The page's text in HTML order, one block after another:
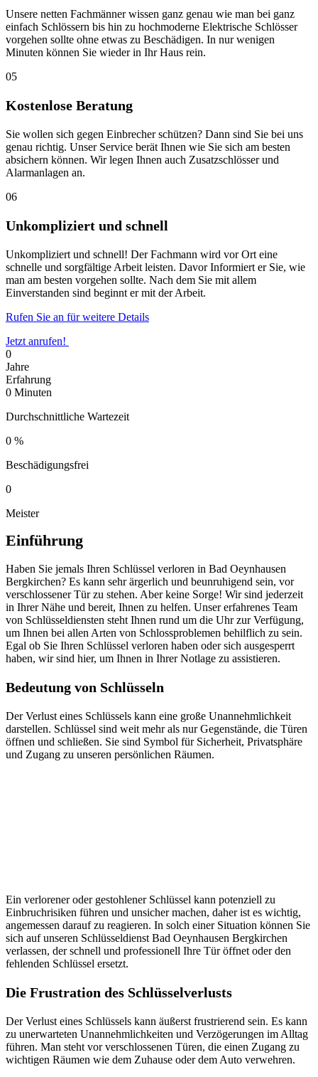
Unsere netten Fachmänner wissen ganz genau wie man bei ganz
einfach Schlössern bis hin zu hochmoderne Elektrische Schlösser
vorgehen sollte ohne etwas zu Beschädigen. In nur wenigen
Minuten können Sie wieder in Ihr Haus rein.
05
Kostenlose Beratung
Sie wollen sich gegen Einbrecher schützen? Dann sind Sie bei uns
genau richtig. Unser Service berät Ihnen wie Sie sich am besten
absichern können. Wir legen Ihnen auch Zusatzschlösser und
Alarmanlagen an.
06
Unkompliziert und schnell
Unkompliziert und schnell! Der Fachmann wird vor Ort eine
schnelle und sorgfältige Arbeit leisten. Davor Informiert er Sie, wie
man am besten vorgehen sollte. Nach dem Sie mit allem
Einverstanden sind beginnt er mit der Arbeit.
Rufen Sie an für weitere Details
Jetzt anrufen!
0
Jahre
Erfahrung
0 Minuten
Durchschnittliche Wartezeit
0 %
Beschädigungsfrei
0
Meister
Einführung
Haben Sie jemals Ihren Schlüssel verloren in Bad Oeynhausen
Bergkirchen?​ Es kann sehr ärgerlich und beunruhigend sein, vor
verschlossener Tür zu stehen.​ Aber keine Sorge! Wir sind jederzeit
in Ihrer Nähe und bereit, Ihnen zu helfen.​ Unser erfahrenes Team
von Schlüsseldiensten steht Ihnen rund um die Uhr zur Verfügung,
um Ihnen bei allen Arten von Schlossproblemen behilflich zu sein.​
Egal ob Sie Ihren Schlüssel verloren haben oder sich ausgesperrt
haben, wir sind hier, um Ihnen in Ihrer Notlage zu assistieren.​
Bedeutung von Schlüsseln
Der Verlust eines Schlüssels kann eine große Unannehmlichkeit
darstellen.​ Schlüssel sind weit mehr als nur Gegenstände, die Türen
öffnen und schließen.​ Sie sind Symbol für Sicherheit, Privatsphäre
und Zugang zu unseren persönlichen Räumen.
Ein verlorener oder gestohlener Schlüssel kann potenziell zu
Einbruchrisiken führen und unsicher machen, daher ist es wichtig,
angemessen darauf zu reagieren. In solch einer Situation können Sie
sich auf unseren Schlüsseldienst Bad Oeynhausen Bergkirchen
verlassen, der schnell und professionell Ihre Tür öffnet oder den
fehlenden Schlüssel ersetzt.​
Die Frustration des Schlüsselverlusts
Der Verlust eines Schlüssels kann äußerst frustrierend sein. Es kann
zu unerwarteten Unannehmlichkeiten und Verzögerungen im Alltag
führen. Man steht vor verschlossenen Türen, die einen Zugang zu
wichtigen Räumen wie dem Zuhause oder dem Auto verwehren.​